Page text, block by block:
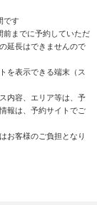
です
前までに予約していただ
延長はできませんので
を表示できる端末（ス
内容、エリア等は、予
報は、予約サイトでご
お客様のご負担となり